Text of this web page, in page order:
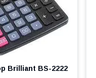
Brilliant BS-2222